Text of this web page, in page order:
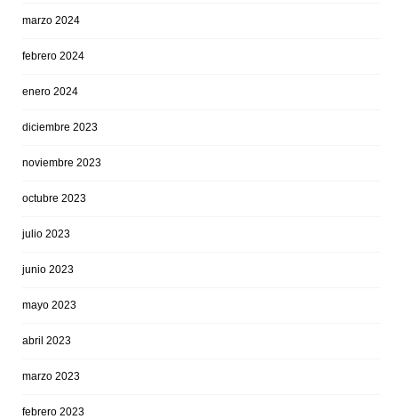
marzo 2024
febrero 2024
enero 2024
diciembre 2023
noviembre 2023
octubre 2023
julio 2023
junio 2023
mayo 2023
abril 2023
marzo 2023
febrero 2023